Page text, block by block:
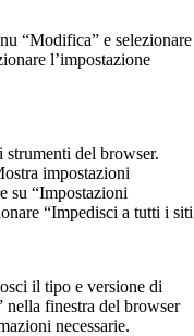
“Modifica” e selezionare
l’impostazione
del browser.
impostazioni
su “Impostazioni
“Impedisci a tutti i siti
il tipo e versione di
finestra del browser
necessarie.